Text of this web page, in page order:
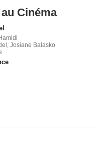
Cinéma
Josiane Balasko